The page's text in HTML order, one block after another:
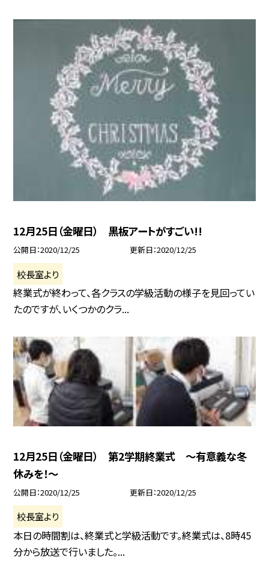
12月25日（金曜日） 黒板アートがすごい!!
公開日 2020/12/25 更新日 2020/12/25
校長室より
終業式が終わって、各クラスの学級活動の様子を見回ってい
たのですが、いくつかのクラ...
12月25日（金曜日） 第2学期終業式 〜有意義な冬
休みを！〜
公開日 2020/12/25 更新日 2020/12/25
校長室より
本日の時間割は、終業式と学級活動です。終業式は、8時45
分から放送で行いました。...